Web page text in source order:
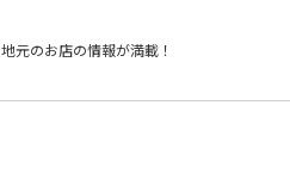
地元のお店の情報が満載！